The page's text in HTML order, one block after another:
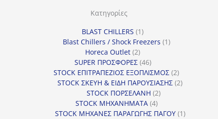
Κατηγορίες
BLAST CHILLERS 11
προϊόν
Blast Chillers / Shock Freezers 11
Horeca Outlet 22
προϊόντα
SUPER ΠΡΟΣΦΟΡΕΣ 4646
προϊόντα
STOCK ΕΠΙΤΡΑΠΕΖΙΟΣ ΕΞΟΠΛΙΣΜΟΣ 22
προϊόντα
STOCK ΣΚΕΥΗ & ΕΙΔΗ ΠΑΡΟΥΣΙΑΣΗΣ 22
STOCK ΠΟΡΣΕΛΑΝΗ 22
STOCK ΜΗΧΑΝΗΜΑΤΑ 44
προϊόντα
STOCK ΜΗΧΑΝΕΣ ΠΑΡΑΓΩΓΗΣ ΠΑΓΟΥ 11